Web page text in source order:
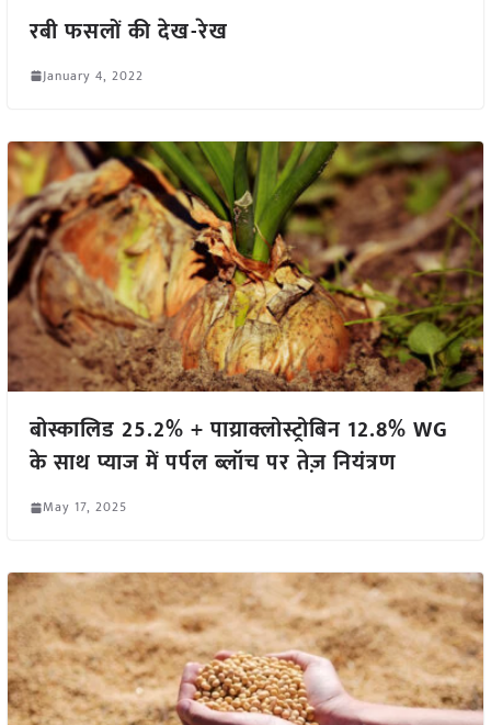
रबी फसलों की देख-रेख
January 4, 2022
बोस्कालिड 25.2% + पाय्राक्लोस्ट्रोबिन 12.8% WG
के साथ प्याज में पर्पल ब्लॉच पर तेज़ नियंत्रण
May 17, 2025